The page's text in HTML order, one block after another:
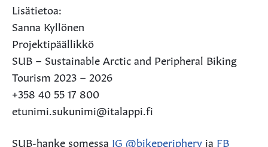
Lisätietoa:
Sanna Kyllönen
Projektipäällikkö
SUB – Sustainable Arctic and Peripheral Biking
Tourism 2023 – 2026
+358 40 55 17 800
etunimi.sukunimi@italappi.fi
SUB-hanke somessa IG @bikeperiphery ja FB